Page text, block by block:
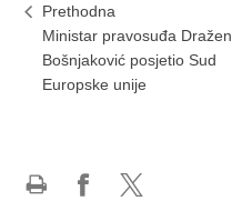
Prethodna
Ministar pravosuđa Dražen
Bošnjaković posjetio Sud
Europske unije